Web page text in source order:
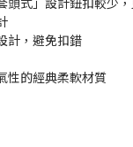
計，避免扣錯
性的經典柔軟材質